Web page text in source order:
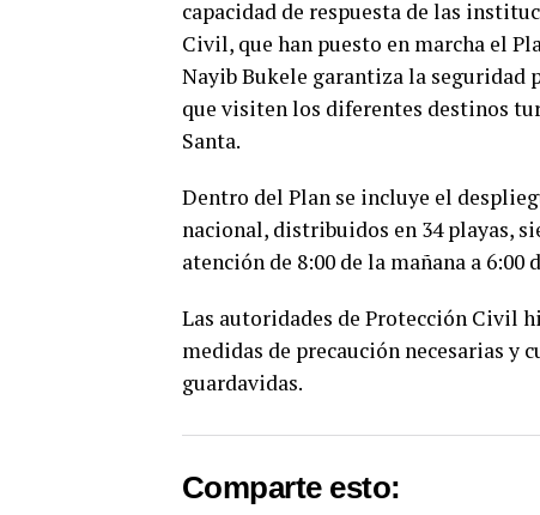
capacidad de respuesta de las
Civil, que han puesto en marcha el
Nayib Bukele garantiza la seguridad
que visiten los diferentes destinos
Santa.
Dentro del Plan se incluye el
nacional, distribuidos en 34 playas,
atención de 8:00 de la mañana a 6:00
Las autoridades de Protección Civil
medidas de precaución necesarias y
guardavidas.
Comparte esto: